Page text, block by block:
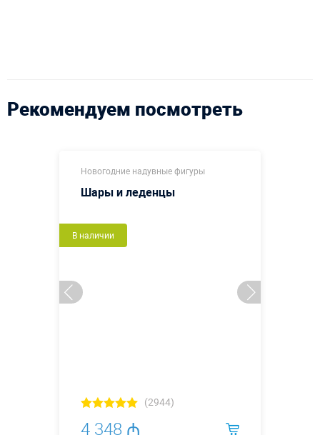
Рекомендуем посмотреть
Новогодние надувные фигуры
Шары и леденцы
В наличии
(2944)
4 348 ₼